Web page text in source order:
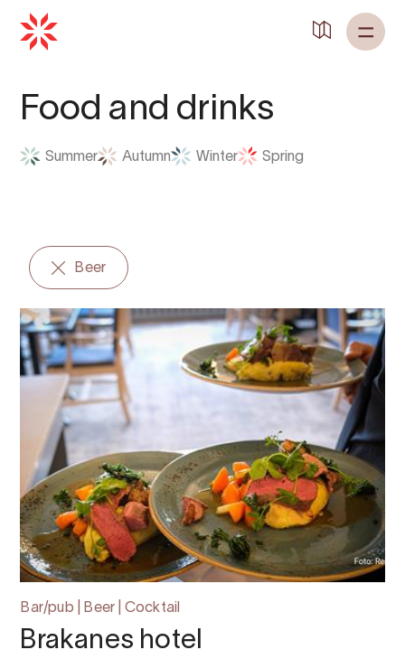
Food and drinks
Summer Autumn Winter Spring
Beer
Bar/pub | Beer | Cocktail
Brakanes hotel